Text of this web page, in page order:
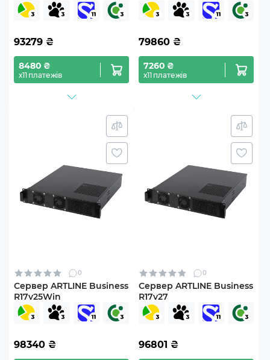
93279 ₴
8480 ₴
х11 платежів
79860 ₴
7260 ₴
х11 платежів
0
Сервер ARTLINE Business
R17v25Win
98340 ₴
0
Сервер ARTLINE Business
R17v27
96801 ₴